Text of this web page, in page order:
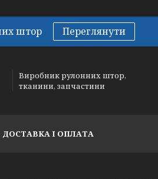
штор Переглянути
Виробник рулонних штор,
тканини, запчастини
ДОСТАВКА І ОПЛАТА